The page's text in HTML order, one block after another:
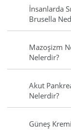
İnsanlarda
Brusella
Mazoşizm
Nelerdir?
Akut
Nelerdir?
Güneş